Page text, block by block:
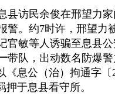
县访民余俊在邢望力
警。约7时许，邢望力
官敏等人诱骗至息县
带队，出动数名防爆
息公（治）拘通字〔
押于息县看守所。